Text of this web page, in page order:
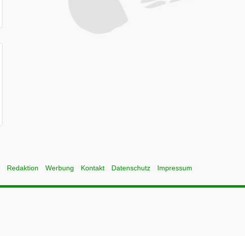
Redaktion Werbung Kontakt Datenschutz Impressum